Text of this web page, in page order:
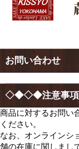
お問い合わせ
◇◆◇◆注意事
商品に対するお問い
ください。
なお、オンラインシ
舗の在庫に関しまし